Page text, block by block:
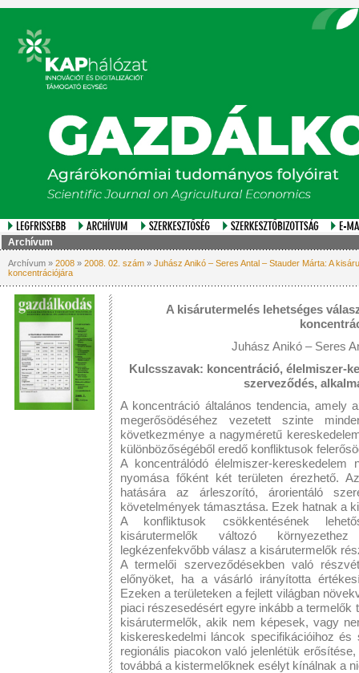
Archívum
Archívum » 2008 » 2008. 02. szám » Juhász Anikó – Seres Antal – Stauder Márta: A
koncentrációjára
A kisárutermelés lehetséges
Juhász Anikó – Seres
Kulcsszavak: koncentráció, élelmiszer-
szerveződés,
A koncentráció általános tendencia, amely
megerősödéséhez vezetett szinte
következménye a nagyméretű
különbözőségéből eredő konfliktusok
A koncentrálódó élelmiszer-
nyomása főként két területen érezhető.
hatására az árleszorító, árorientáló
követelmények támasztása. Ezek hatnak a
A konfliktusok csökkentésének
kisárutermelők változó
legkézenfekvőbb válasz a kisárutermelők
A termelői szerveződésekben való
előnyöket, ha a vásárló irányította
Ezeken a területeken a fejlett világban
piaci részesedésért egyre inkább a
kisárutermelők, akik nem képesek, vagy
kiskereskedelmi láncok specifikációihoz
regionális piacokon való jelenlétük
továbbá a kistermelőknek esélyt kínálnak a